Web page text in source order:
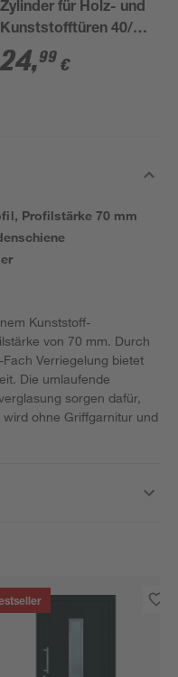
Zylinder für Holz- und
Kunststofftüren 40/40
mm
24,99 €
Profilstärke 70 mm
Kunststoff-
von 70 mm. Durch
Verriegelung bietet
Die umlaufende
sorgen dafür,
ohne Griffgarnitur und